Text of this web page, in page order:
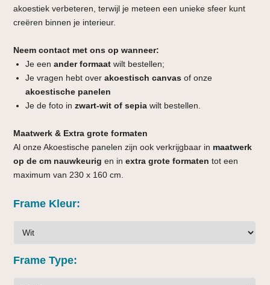
akoestiek verbeteren, terwijl je meteen een unieke sfeer kunt
creëren binnen je interieur.
Neem contact met ons op wanneer:
Je eenander formaat wilt bestellen;
Je vragen hebt overakoestisch canvas of onze
akoestische panelen
Je de foto inzwart-wit of sepiawilt bestellen.
Maatwerk & Extra grote formaten
Al onze Akoestische panelen zijn ook verkrijgbaar in maatwerk
op de cm nauwkeurig en inextra grote formatentot een
maximum van 230 x 160 cm.
Frame Kleur
Frame Type